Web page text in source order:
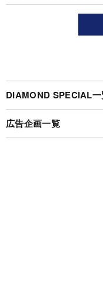
DIAMOND SPECIAL
広告企画一覧